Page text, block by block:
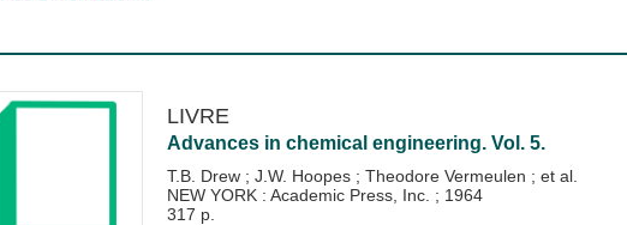
LIVRE
Advances in chemical engineering. Vol. 5.
T.B. Drew ; J.W. Hoopes ; Theodore Vermeulen ; et al.
NEW YORK : Academic Press, Inc. ; 1964
317 p.